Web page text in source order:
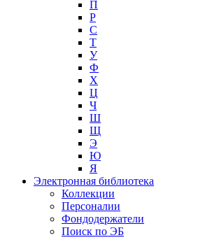
П
Р
С
Т
У
Ф
Х
Ц
Ч
Ш
Щ
Э
Ю
Я
Электронная библиотека
Коллекции
Персоналии
Фондодержатели
Поиск по ЭБ